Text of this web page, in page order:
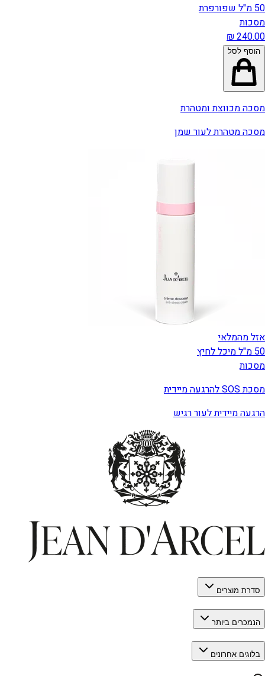
50 מ"ל שפורפרת
מסכות
הוסף לסל
מסכה מכווצת ומטהרת
מסכה מטהרת לעור שמן
אזל מהמלאי
50 מ"ל מיכל לחיץ
מסכות
מסכת SOS להרגעה מיידית
הרגעה מיידית לעור רגיש
סדרת מוצרים
הנמכרים ביותר
בלוגים אחרונים